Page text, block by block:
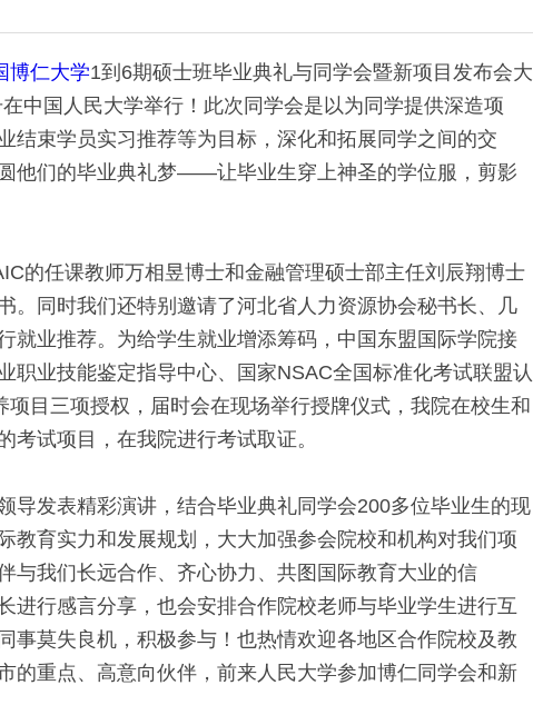
博仁大学1到6期硕士班毕业典礼与同学会暨新项目发布会大
中国人民大学举行！此次同学会是以为同学提供深造项
结束学员实习推荐等为目标，深化和拓展同学之间的交
他们的毕业典礼梦——让毕业生穿上神圣的学位服，剪影
的任课教师万相昱博士和金融管理硕士部主任刘辰翔博士
。同时我们还特别邀请了河北省人力资源协会秘书长、几
就业推荐。为给学生就业增添筹码，中国东盟国际学院接
职业技能鉴定指导中心、国家NSAC全国标准化考试联盟认
项目三项授权，届时会在现场举行授牌仪式，我院在校生和
考试项目，在我院进行考试取证。
导发表精彩演讲，结合毕业典礼同学会200多位毕业生的现
教育实力和发展规划，大大加强参会院校和机构对我们项
与我们长远合作、齐心协力、共图国际教育大业的信
进行感言分享，也会安排合作院校老师与毕业学生进行互
事莫失良机，积极参与！也热情欢迎各地区合作院校及教
的重点、高意向伙伴，前来人民大学参加博仁同学会和新